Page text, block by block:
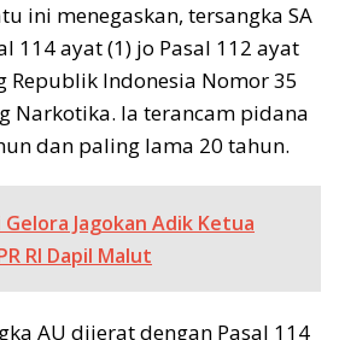
ini menegaskan, tersangka SA
114 ayat (1) jo Pasal 112 ayat
Republik Indonesia Nomor 35
Narkotika. Ia terancam pidana
dan paling lama 20 tahun.
Jagokan Adik Ketua
RI Dapil Malut
AU dijerat dengan Pasal 114